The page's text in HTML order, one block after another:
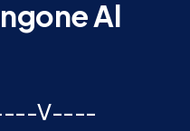
Al
---V----